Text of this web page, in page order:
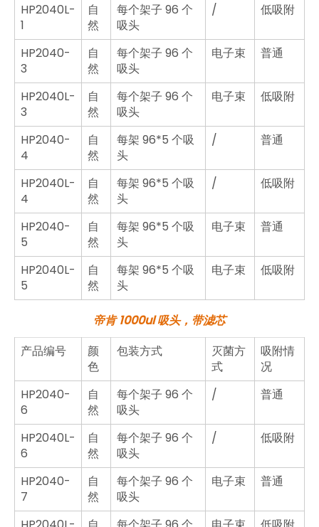
HP2040L-
1
自
然
每个架子 96 个
吸头
/ 低吸附
HP2040-
3
自
然
每个架子 96 个
吸头
电子束 普通
HP2040L-
3
自
然
每个架子 96 个
吸头
电子束 低吸附
HP2040-
4
自
然
每架 96*5 个吸
头
/ 普通
HP2040L-
4
自
然
每架 96*5 个吸
头
/ 低吸附
HP2040-
5
自
然
每架 96*5 个吸
头
电子束 普通
HP2040L-
5
自
然
每架 96*5 个吸
头
电子束 低吸附
帝肯 1000ul 吸头， 带滤芯
产品编号
颜
色
包装方式
灭菌方
式
吸附情
况
HP2040-
6
自
然
每个架子 96 个
吸头
/ 普通
HP2040L-
6
自
然
每个架子 96 个
吸头
/ 低吸附
HP2040-
7
自
然
每个架子 96 个
吸头
电子束 普通